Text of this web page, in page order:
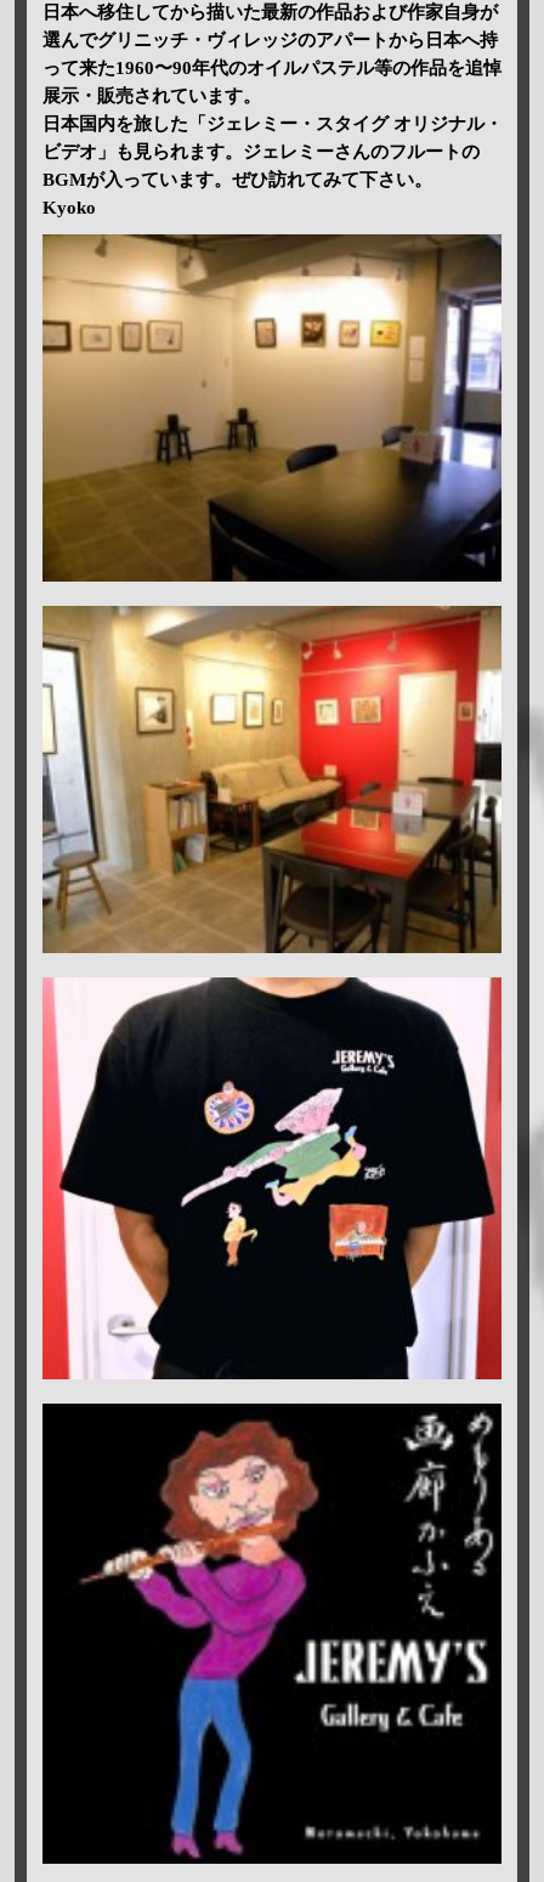
日本へ移住してから描いた最新の作品および作家自身が
選んでグリニッチ・ヴィレッジのアパートから日本へ持
って来た1960〜90年代のオイルパステル等の作品を追悼
展示・販売されています。
日本国内を旅した「ジェレミー・スタイグ オリジナル・
ビデオ」も見られます。ジェレミーさんのフルートの
BGMが入っています。ぜひ訪れてみて下さい。
Kyoko